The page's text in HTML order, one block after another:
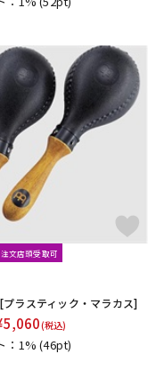
注文店頭受取可
ラスティック・マラカス]
5,060(税込)
：1%(46pt)